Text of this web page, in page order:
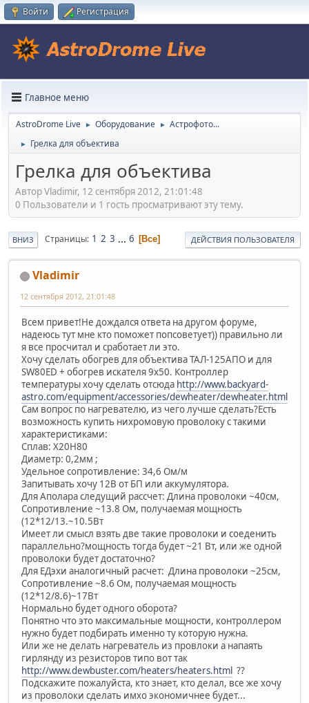
Войти Регистрация
Главное меню
AstroDrome Live ► Оборудование ► Астрофото...
► Грелка для объектива
Грелка для объектива
Автор Vladimir, 12 сентября 2012, 21:01:48
0 Пользователи и 1 гость просматривают эту тему.
ВНИЗ Страницы 1 2 3 ... 6 Все ДЕЙСТВИЯ ПОЛЬЗОВАТЕЛЯ
Vladimir
12 сентября 2012, 21:01:48
Всем привет!Не дождался ответа на другом форуме,
надеюсь тут мне кто поможет попсоветует)) правильно ли
я все просчитал и сработает ли это.
Хочу сделать обогрев для объектива ТАЛ-125АПО и для
SW80ED + обогрев искателя 9х50. Контроллер
температуры хочу сделать отсюда http://www.backyard-
astro.com/equipment/accessories/dewheater/dewheater.html
Сам вопрос по нагревателю, из чего лучше сделать?Есть
возможность купить нихромовую проволоку с такими
характеристиками:
Сплав: Х20Н80
Диаметр: 0,2мм ;
Удельное сопротивление: 34,6 Ом/м
Запитывать хочу 12В от БП или аккумулятора.
Для Аполара следущий рассчет: Длина проволоки ~40см,
Сопротивление ~13.8 Ом, получаемая мощность
(12*12/13.~10.5Вт
Имеет ли смысл взять две такие проволоки и соеденить
параллельно?мощность тогда будет ~21 Вт, или же одной
проволоки будет достаточно?
Для ЕДэхи аналогичный расчет: Длина проволоки ~25см,
Сопротивление ~8.6 Ом, получаемая мощность
(12*12/8.6)~17Вт
Нормально будет одного оборота?
Понятно что это максимальные мощности, контроллером
нужно будет подбирать именно ту которую нужна.
Или же не делать нагреватель из провлоки а напаять
гирлянду из резисторов типо вот так
http://www.dewbuster.com/heaters/heaters.html ??
Подскажите пожалуйста, кто знает, кто делал, все же хочу
из проволоки сделать имхо экономичнее будет...